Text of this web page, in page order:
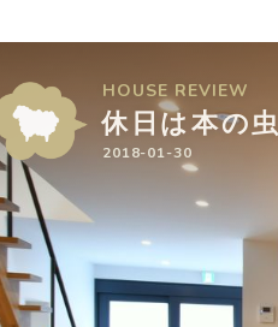
HOUSE REVIEW
休日は本の虫
2018-01-30
HOUSE REVIEW
休日は本の虫
2018-01-30